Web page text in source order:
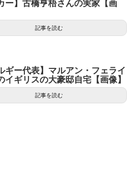
ー】古橋亨梧さんの実家【画
記事を読む
ギー代表】マルアン・フェライ
イギリスの大豪邸自宅【画像】
記事を読む